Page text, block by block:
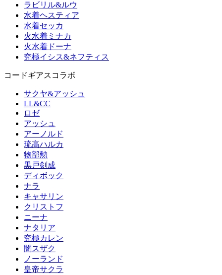
ラビリル&ルウ
水着ヘスティア
水着セッカ
火水着ミナカ
火水着ドーナ
究極イシス&ネフティス
コードギアスコラボ
サクヤ&アッシュ
LL&CC
ロゼ
アッシュ
アーノルド
琉高ハルカ
物部勲
黒戸剣成
ディボック
ナラ
キャサリン
クリストフ
ニーナ
ナタリア
究極カレン
闇スザク
ノーランド
皇帝サクラ